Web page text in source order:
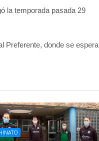
la temporada pasada 29
Preferente, donde se espera